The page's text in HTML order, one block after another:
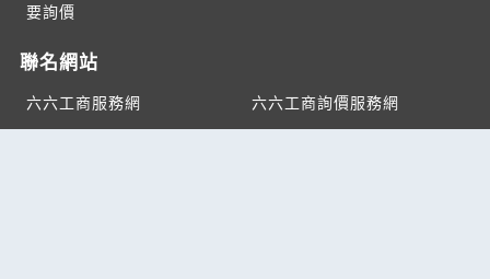
要詢價
聯名網站
六六工商服務網
六六工商詢價服務網